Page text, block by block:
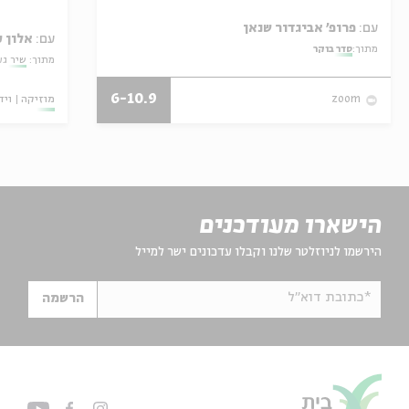
עם:
מתוך:סדר בוקר
zoom
6-10.9
עם: אלון
מתוך: שיר
מוזיקה
הישארו מעודכנים
הירשמו לניוזלטר שלנו וקבלו עדכונים ישר למייל
*כתובת דוא"ל הרשמה